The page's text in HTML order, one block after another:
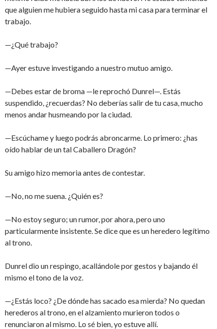
que alguien me hubiera seguido hasta mi casa para terminar el
trabajo.
—¿Qué trabajo?
—Ayer estuve investigando a nuestro mutuo amigo.
—Debes estar de broma —le reprochó Dunrel—. Estás
suspendido, ¿recuerdas? No deberías salir de tu casa, mucho
menos andar husmeando por la ciudad.
—Escúchame y luego podrás abroncarme. Lo primero: ¿has
oído hablar de un tal Caballero Dragón?
Su amigo hizo memoria antes de contestar.
—No, no me suena. ¿Quién es?
—No estoy seguro; un rumor, por ahora, pero uno
particularmente insistente. Se dice que es un heredero legítimo
al trono.
Dunrel dio un respingo, acallándole por gestos y bajando él
mismo el tono de la voz.
—¿Estás loco? ¿De dónde has sacado esa mierda? No quedan
herederos al trono, en el alzamiento murieron todos o
renunciaron al mismo. Lo sé bien, yo estuve allí.